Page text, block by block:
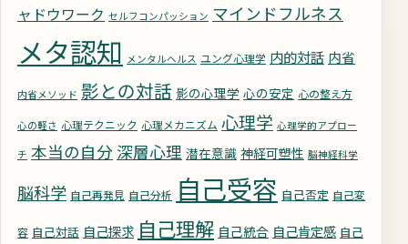
ャドウワーク セルフコンパッション マインドフルネス
メタ認知 メンタルヘルス ユング心理学 内的対話 内省
内省メソッド 影との対話 影の心理学 心の安定 心の整え方
心の軽さ 心理テクニック 心理メカニズム 心理学 心理学的アプロー
チ 本当の自分 深層心理 潜在意識 神経可塑性 脳神経科学
脳科学 自己再発見 自己分析 自己受容 自己否定 自己変
容 自己対話 自己探求 自己理解 自己統合 自己肯定感 自己